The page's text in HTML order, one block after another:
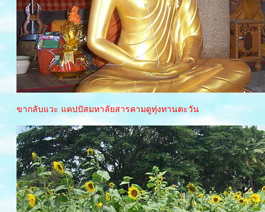
ขากลับแวะ แคปปัสมหาลัยสารคามดูทุ่งทานตะวัน